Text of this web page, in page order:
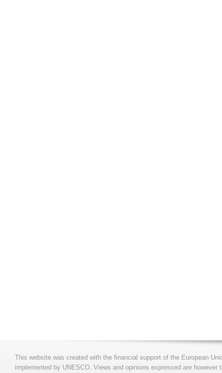
This website was created with the financial support of the European
implemented by UNESCO. Views and opinions expressed are